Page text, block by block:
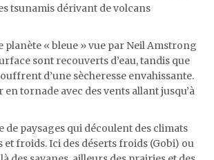
tsunamis dérivant de volcans
planète « bleue » vue par Neil Amstrong
sont recouverts d’eau, tandis que
d’une sècheresse envahissante.
en tornade avec des vents allant jusqu’à
de paysages qui découlent des climats
et froids. Ici des déserts froids (Gobi) ou